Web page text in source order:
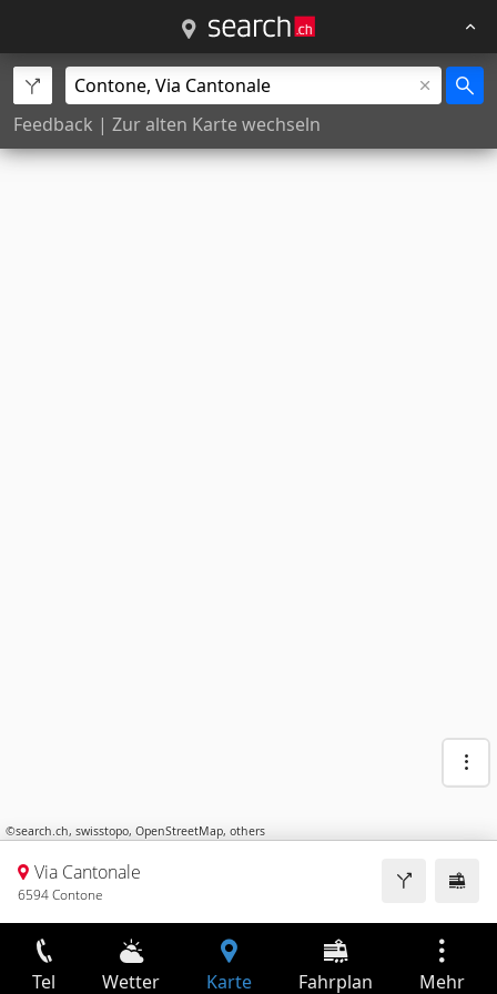
Feedback | Zur alten Karte wechseln
©search.ch, swisstopo, OpenStreetMap, others
Via Cantonale
6594 Contone
Tel Wetter Karte Fahrplan Mehr